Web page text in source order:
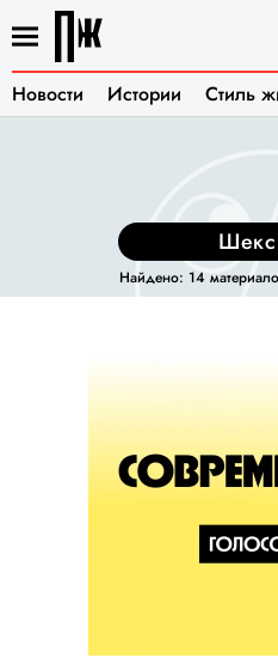
Новости Истории Стиль
Найдено: 14